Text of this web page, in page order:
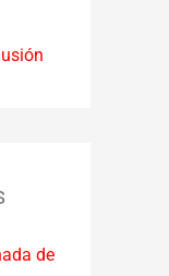
de